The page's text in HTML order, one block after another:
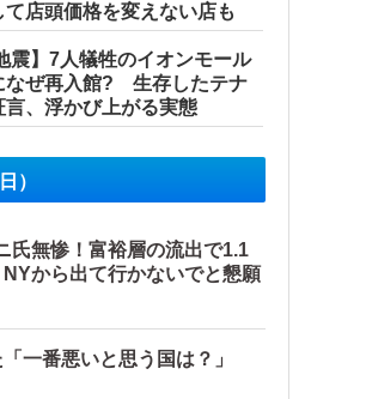
削除」台風13号「三峡ダム接近中」→
う思惑がひしひしと他
店頭価格を変えない店も
震】7人犠牲のイオンモール
なぜ再入館? 生存したテナ
言、浮かび上がる実態
）
氏無惨！富裕層の流出で1.1
から出て行かないでと懇願
「一番悪いと思う国は？」